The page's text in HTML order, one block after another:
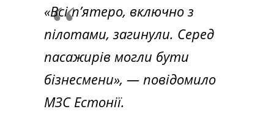
«Всі п’ятеро, включно з
пілотами, загинули. Серед
пасажирів могли бути
бізнесмени», — повідомило
МЗС Естонії.